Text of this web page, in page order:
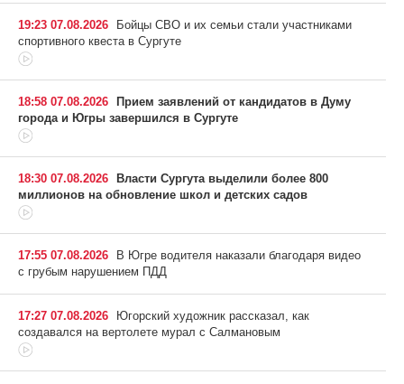
19:23 07.08.2026
Бойцы СВО и их семьи стали участниками
спортивного квеста в Сургуте
18:58 07.08.2026
Прием заявлений от кандидатов в Думу
города и Югры завершился в Сургуте
18:30 07.08.2026
Власти Сургута выделили более 800
миллионов на обновление школ и детских садов
17:55 07.08.2026
В Югре водителя наказали благодаря видео
с грубым нарушением ПДД
17:27 07.08.2026
Югорский художник рассказал, как
создавался на вертолете мурал с Салмановым